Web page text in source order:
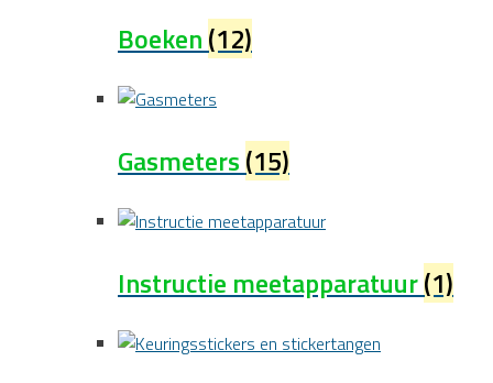
Boeken(12)
Gasmeters(15)
Instructie meetapparatuur(1)